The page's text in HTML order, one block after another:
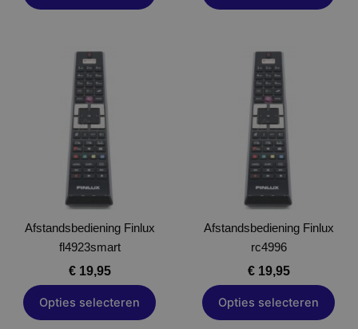
Afstandsbediening Finlux
fl4923smart
€19,95
Opties selecteren
Dit
product
heeft
meerdere
variaties.
Deze
optie
kan
gekozen
worden
op
de
productpagina
Afstandsbediening Finlux
rc4996
€19,95
Opties selecteren
Dit
product
heeft
meerdere
variaties.
Deze
optie
kan
gekozen
worden
op
de
productpagina